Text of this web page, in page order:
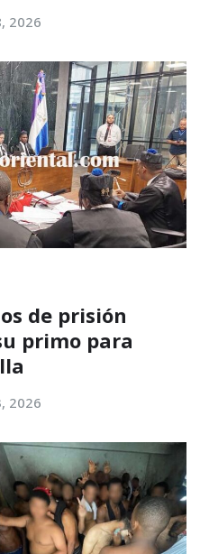
2026
de prisión
primo para
2026